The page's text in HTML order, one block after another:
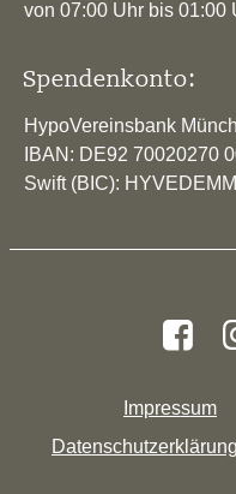
von 07:00 Uhr bis 01:00
Spendenkonto:
HypoVereinsbank
IBAN: DE92 70020270
Swift (BIC):
Impressum
Datenschutzerklärung